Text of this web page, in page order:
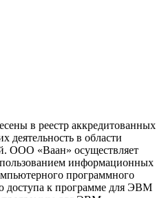
в реестр аккредитованных
деятельность в области
ООО «Ваан» осуществляет
информационных
программного
доступа к программе для ЭВМ